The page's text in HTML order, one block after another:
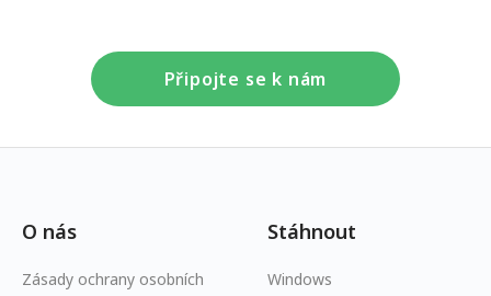
Připojte se k nám
O nás
Zásady ochrany osobních
Stáhnout
Windows